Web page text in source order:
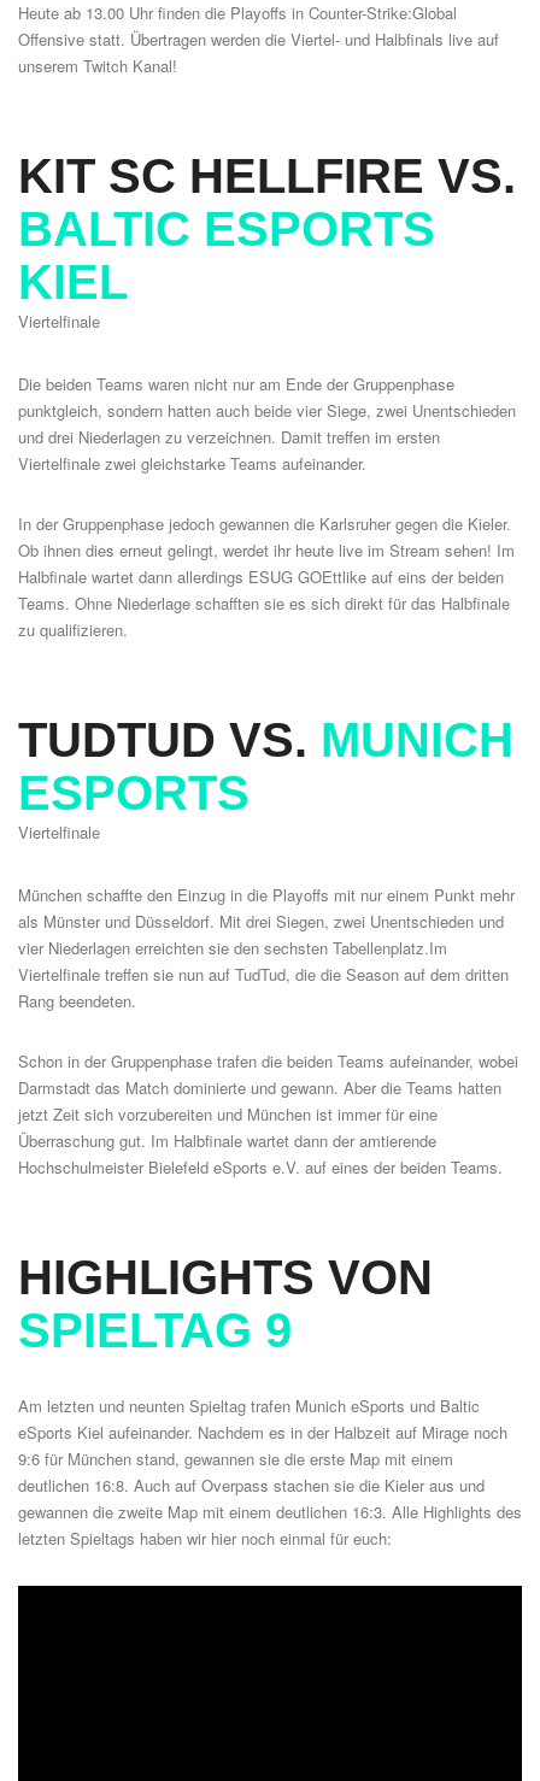
Heute ab 13.00 Uhr finden die Playoffs in Counter-Strike:Global
Offensive statt. Übertragen werden die Viertel- und Halbfinals live auf
unserem Twitch Kanal!
KIT SC HELLFIRE VS.
BALTIC ESPORTS
KIEL
Viertelfinale
Die beiden Teams waren nicht nur am Ende der Gruppenphase
punktgleich, sondern hatten auch beide vier Siege, zwei Unentschieden
und drei Niederlagen zu verzeichnen. Damit treffen im ersten
Viertelfinale zwei gleichstarke Teams aufeinander.
In der Gruppenphase jedoch gewannen die Karlsruher gegen die Kieler.
Ob ihnen dies erneut gelingt, werdet ihr heute live im Stream sehen! Im
Halbfinale wartet dann allerdings ESUG GOEttlike auf eins der beiden
Teams. Ohne Niederlage schafften sie es sich direkt für das Halbfinale
zu qualifizieren.
TUDTUD VS. MUNICH
ESPORTS
Viertelfinale
München schaffte den Einzug in die Playoffs mit nur einem Punkt mehr
als Münster und Düsseldorf. Mit drei Siegen, zwei Unentschieden und
vier Niederlagen erreichten sie den sechsten Tabellenplatz.Im
Viertelfinale treffen sie nun auf TudTud, die die Season auf dem dritten
Rang beendeten.
Schon in der Gruppenphase trafen die beiden Teams aufeinander, wobei
Darmstadt das Match dominierte und gewann. Aber die Teams hatten
jetzt Zeit sich vorzubereiten und München ist immer für eine
Überraschung gut. Im Halbfinale wartet dann der amtierende
Hochschulmeister Bielefeld eSports e.V. auf eines der beiden Teams.
HIGHLIGHTS VON
SPIELTAG 9
Am letzten und neunten Spieltag trafen Munich eSports und Baltic
eSports Kiel aufeinander. Nachdem es in der Halbzeit auf Mirage noch
9:6 für München stand, gewannen sie die erste Map mit einem
deutlichen 16:8. Auch auf Overpass stachen sie die Kieler aus und
gewannen die zweite Map mit einem deutlichen 16:3. Alle Highlights des
letzten Spieltags haben wir hier noch einmal für euch: